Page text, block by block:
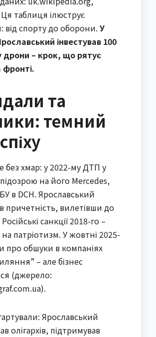
таблиця ілюструє
від спорту до оборони. У
інвестував 100
дрони – крок, що рятує
та
темний
без хмар: у 2022-му ДТП у
на його Mercedes,
в DCH. Ярославський
причетність, вилетівши до
санкції 2018-го –
на патріотизм. У жовтні 2025-
про обшуки в компаніях
– але бізнес
(джерело:
Ярославський
олігархів, підтримував